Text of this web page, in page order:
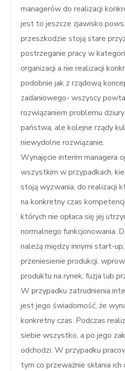
managerów do realizacji
jest to jeszcze zjawisko
przeszkodzie stoją stare
postrzeganie pracy w
organizacji a nie realizacji
podobnie jak z rządową
zadaniowego- wszyscy
rozwiązaniem problemu
państwa, ale kolejne rządy
niewydolne rozwiązanie.
Wynajęcie interim managera
wszystkim w przypadkach,
stoją wyzwania, do realizacji
na konkretny czas
których nie opłaca się jej
normalnego funkcjonowania.
należą między innymi start-
przeniesienie produkcji,
produktu na rynek, fuzja lub
W przypadku zatrudnienia
jest jego świadomość, że
konkretny czas. Podczas
siebie wszystko, a po jego
odchodzi. W przypadku
tym co przeważnie skłania